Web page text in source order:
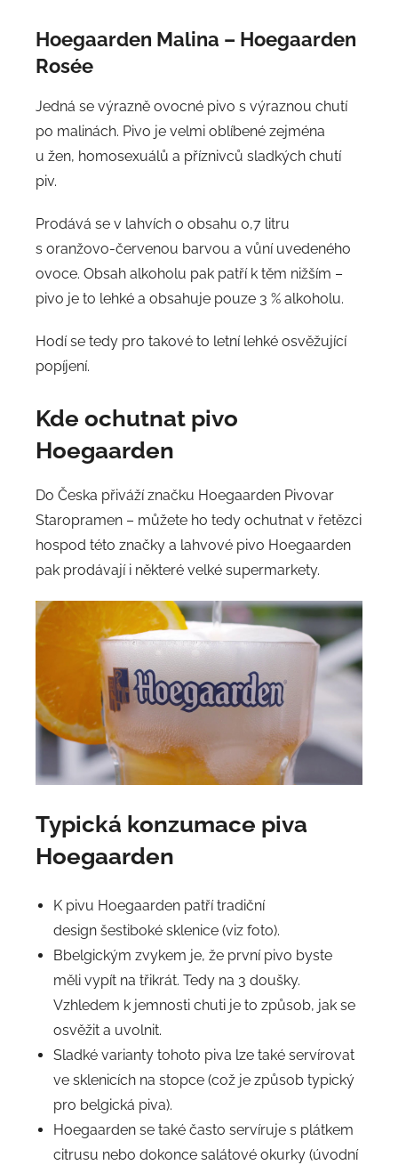
Hoegaarden Malina – Hoegaarden
Rosée
Jedná se výrazně ovocné pivo s výraznou chutí
po malinách. Pivo je velmi oblíbené zejména
u žen, homosexuálů a příznivců sladkých chutí
piv.
Prodává se v lahvích o obsahu 0,7 litru
s oranžovo-červenou barvou a vůní uvedeného
ovoce. Obsah alkoholu pak patří k těm nižším –
pivo je to lehké a obsahuje pouze 3 % alkoholu.
Hodí se tedy pro takové to letní lehké osvěžující
popíjení.
Kde ochutnat pivo
Hoegaarden
Do Česka přiváží značku Hoegaarden Pivovar
Staropramen – můžete ho tedy ochutnat v řetězci
hospod této značky a lahvové pivo Hoegaarden
pak prodávají i některé velké supermarkety.
Typická konzumace piva
Hoegaarden
K pivu Hoegaarden patří tradiční
design šestiboké sklenice (viz foto).
Bbelgickým zvykem je, že první pivo byste
měli vypít na třikrát. Tedy na 3 doušky.
Vzhledem k jemnosti chuti je to způsob, jak se
osvěžit a uvolnit.
Sladké varianty tohoto piva lze také servírovat
ve sklenicích na stopce (což je způsob typický
pro belgická piva).
Hoegaarden se také často servíruje s plátkem
citrusu nebo dokonce salátové okurky (úvodní